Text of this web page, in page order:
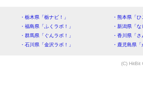
・栃木県「栃ナビ！」
・熊本県「
・福島県「ふくラボ！」
・新潟県「
・群馬県「ぐんラボ！」
・香川県「
・石川県「金沢ラボ！」
・鹿児島県
(C) HitBit